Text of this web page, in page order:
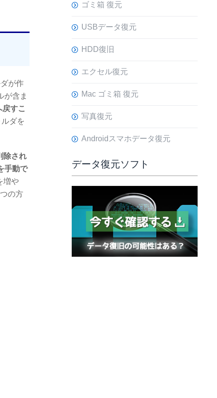
が作
が含ま
すこ
ダを
除され
手動で
増や
の方
ゴミ箱 復元
USBデータ復元
HDD復旧
エクセル復元
Mac ゴミ箱 復元
写真復元
Androidスマホデータ復元
データ復元ソフト